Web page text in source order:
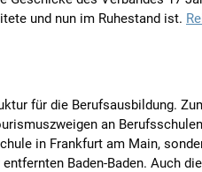
und nun im Ruhestand ist.
für die Berufsausbildung.
an
in Frankfurt am Main,
Baden-Baden. Auch